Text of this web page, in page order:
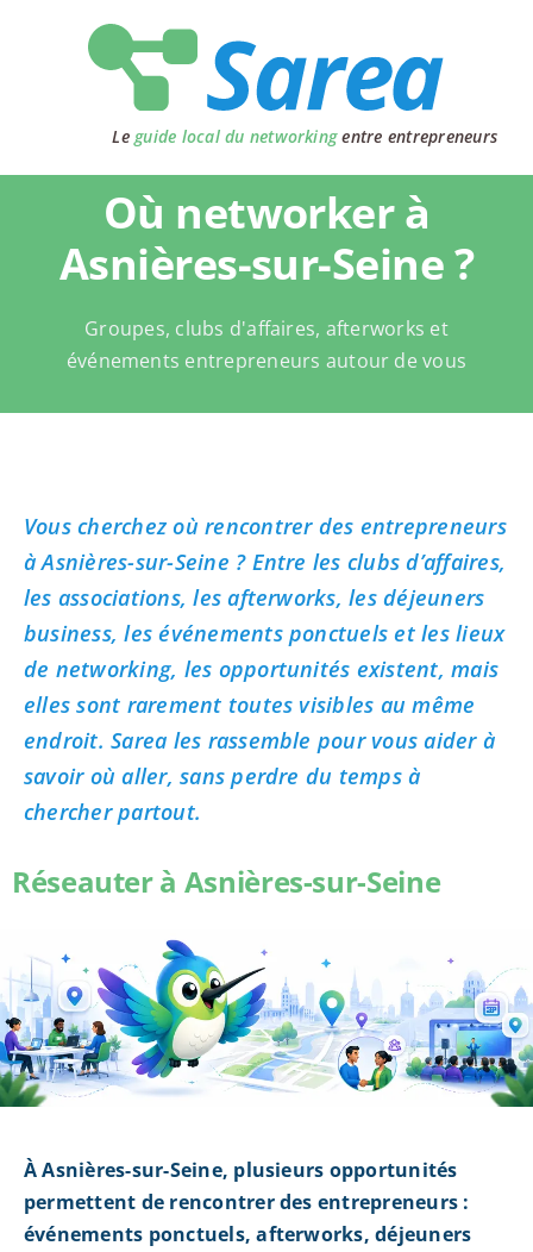
Le guide local du networkingentre entrepreneurs
Où networker à
Asnières-sur-Seine ?
Groupes, clubs d'affaires, afterworks et
événements entrepreneurs autour de vous
Vous cherchez où rencontrer des entrepreneurs
à Asnières-sur-Seine ? Entre les clubs d’affaires,
les associations, les afterworks, les déjeuners
business, les événements ponctuels et les lieux
de networking, les opportunités existent, mais
elles sont rarement toutes visibles au même
endroit. Sarea les rassemble pour vous aider à
savoir où aller, sans perdre du temps à
chercher partout.
Réseauter à Asnières-sur-Seine
À Asnières-sur-Seine, plusieurs opportunités
permettent de rencontrer des entrepreneurs :
événements ponctuels, afterworks, déjeuners